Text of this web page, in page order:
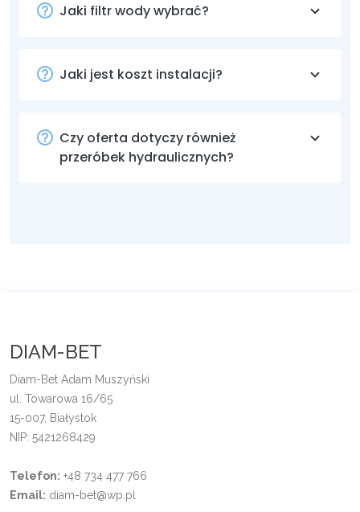
Jaki filtr wody wybrać?
Jaki jest koszt instalacji?
Czy oferta dotyczy również
przeróbek hydraulicznych?
DIAM-BET
Diam-Bet Adam Muszyński
ul. Towarowa 16/65
15-007, Białystok
NIP: 5421268429
Telefon: +48 734 477 766
Email: diam-bet@wp.pl